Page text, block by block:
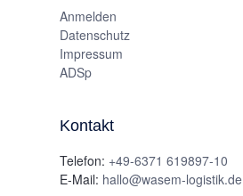
Anmelden
Datenschutz
Impressum
ADSp
Kontakt
Telefon: +49-6371 619897-10
E-Mail: hallo@wasem-logistik.de